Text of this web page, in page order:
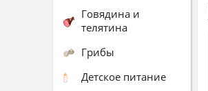
Говядина и
телятина
Грибы
Детское питание